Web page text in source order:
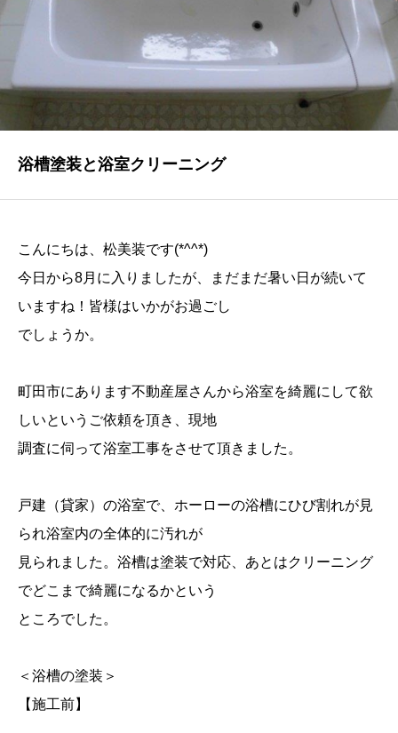
最新情報
Q&A
よくあるご質問
ENTRY
PRIVACY POLICY
個人情報保護方針
浴槽塗装と浴室クリーニング
こんにちは、松美装です(*^^*)
今日から8月に入りましたが、まだまだ暑い日が続いて
いますね！皆様はいかがお過ごし
でしょうか。
町田市にあります不動産屋さんから浴室を綺麗にして欲
しいというご依頼を頂き、現地
調査に伺って浴室工事をさせて頂きました。
戸建（貸家）の浴室で、ホーローの浴槽にひび割れが見
られ浴室内の全体的に汚れが
見られました。浴槽は塗装で対応、あとはクリーニング
でどこまで綺麗になるかという
ところでした。
＜浴槽の塗装＞
【施工前】